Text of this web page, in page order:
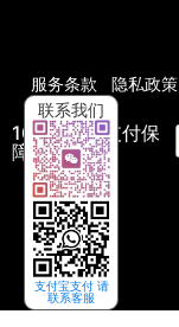
服务条款 隐私政策
100% 安全支付保
障:
联系我们
支付宝支付 请
联系客服